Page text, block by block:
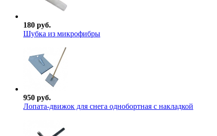
180 руб.
Шубка из микрофибры
950 руб.
Лопата-движок для снега однобортная с накладкой